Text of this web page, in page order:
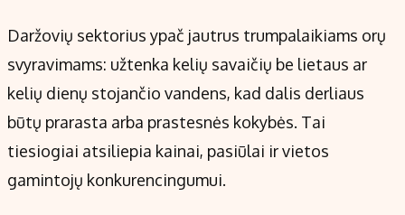
Daržovių sektorius ypač jautrus trumpalaikiams orų
svyravimams: užtenka kelių savaičių be lietaus ar
kelių dienų stojančio vandens, kad dalis derliaus
būtų prarasta arba prastesnės kokybės. Tai
tiesiogiai atsiliepia kainai, pasiūlai ir vietos
gamintojų konkurencingumui.